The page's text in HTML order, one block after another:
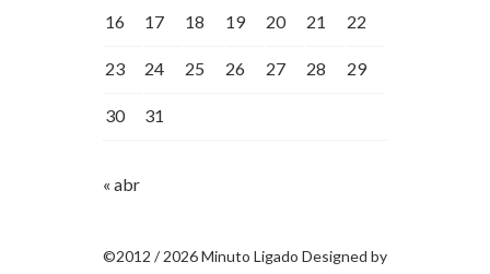
16 17 18 19 20 21 22
23 24 25 26 27 28 29
30 31
« abr
©2012 / 2026 Minuto Ligado Designed by